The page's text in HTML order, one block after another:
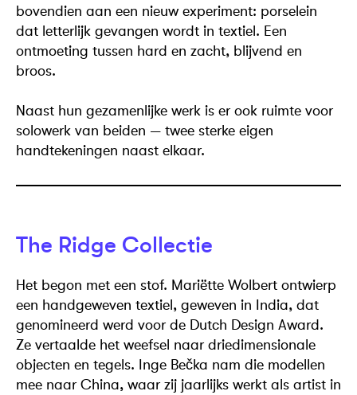
bovendien aan een nieuw experiment: porselein
dat letterlijk gevangen wordt in textiel. Een
ontmoeting tussen hard en zacht, blijvend en
broos.
Naast hun gezamenlijke werk is er ook ruimte voor
solowerk van beiden — twee sterke eigen
handtekeningen naast elkaar.
The Ridge Collectie
Het begon met een stof. Mariëtte Wolbert ontwierp
een handgeweven textiel, geweven in India, dat
genomineerd werd voor de Dutch Design Award.
Ze vertaalde het weefsel naar driedimensionale
objecten en tegels. Inge Bečka nam die modellen
mee naar China, waar zij jaarlijks werkt als artist in